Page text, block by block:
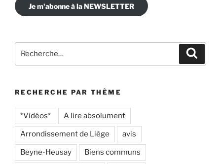
Je m'abonne à la NEWSLETTER
pour
RECHERCHE PAR THÈME
*Vidéos* A lire absolument
Arrondissement de Liège avis
Beyne-Heusay Biens communs